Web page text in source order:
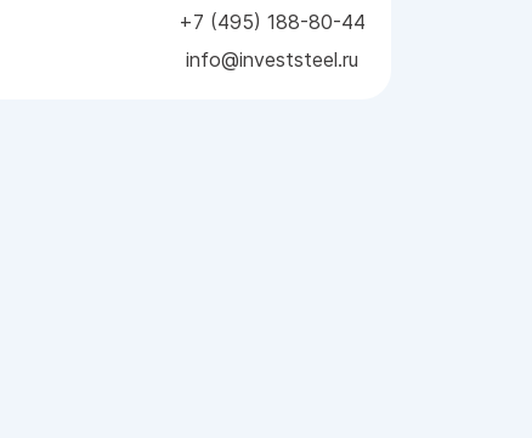
+7 (495) 188-80-44
info@investsteel.ru